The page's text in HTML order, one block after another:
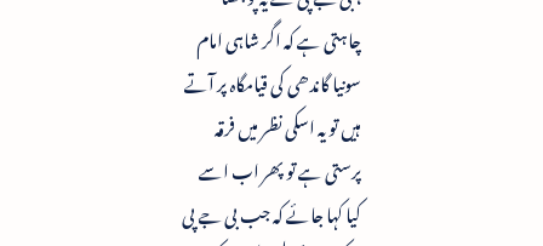
چاہتی ہے کہ اگر شاہی امام
سونیا گاندھی کی قیامگاہ پر آتے
ہیں تو یہ اسکی نظر میں فرقہ
پرستی ہے تو پھر اب اسے
کیا کہا جائے کہ جب بی جے پی